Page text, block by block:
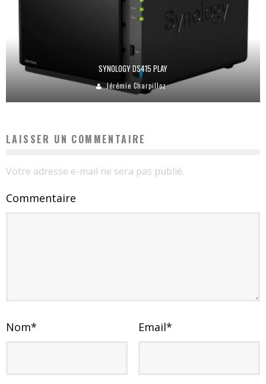
SYNOLOGY DS415 PLAY
Jérémie Charpilloz
LAISSER UN COMMENTAIRE
Votre adresse e-mail ne sera pas publié.
Commentaire
Nom* Email*